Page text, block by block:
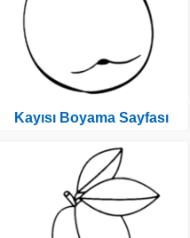
Kayısı Boyama Sayfası